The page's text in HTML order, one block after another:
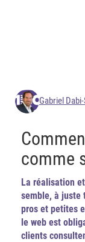
Gabriel
comme
La réalisation
semble, à juste
pros et petites
le web est
clients